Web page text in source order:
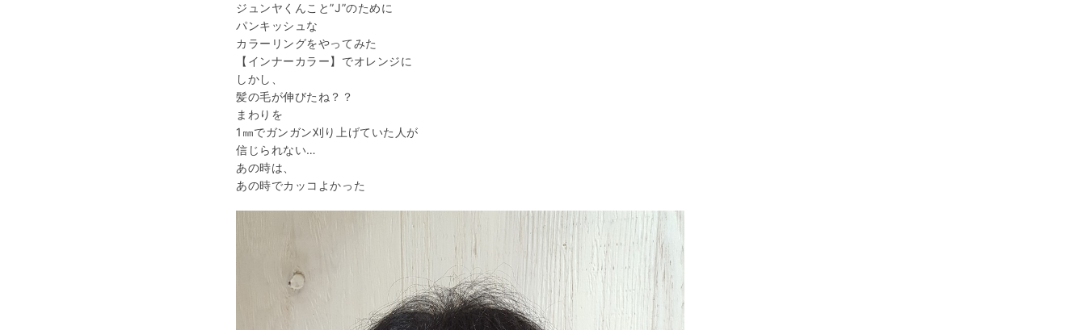
ジュンヤくんこと”J”のために
パンキッシュな
カラーリングをやってみた
【インナーカラー】でオレンジに
しかし、
髪の毛が伸びたね？？
まわりを
1㎜でガンガン刈り上げていた人が
信じられない…
あの時は、
あの時でカッコよかった